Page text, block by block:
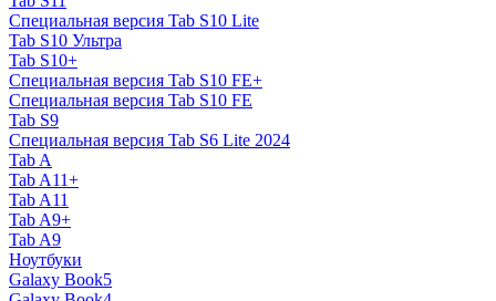
Специальная версия Tab S10 Lite
Tab S10 Ультра
Tab S10+
Специальная версия Tab S10 FE+
Специальная версия Tab S10 FE
Tab S9
Специальная версия Tab S6 Lite 2024
Tab A
Tab A11+
Tab A11
Tab A9+
Tab A9
Ноутбуки
Galaxy Book5